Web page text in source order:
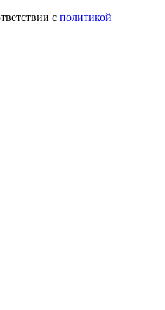
с политикой